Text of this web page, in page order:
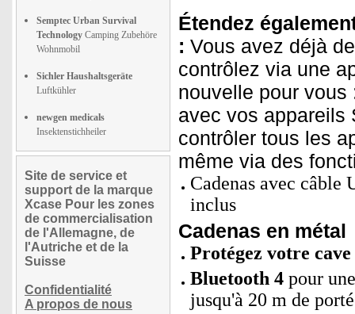
Semptec Urban Survival
Technology Camping Zubehöre
Wohnmobil
Sichler Haushaltsgeräte
Luftkühler
newgen medicals
Insektenstichheiler
Site de service et
support de la marque
Xcase Pour les zones
de commercialisation
de l'Allemagne, de
l'Autriche et de la
Suisse
Confidentialité
A propos de nous
Étendez
: Vous avez déjà
contrôlez via une
nouvelle pour
avec vos appareils
contrôler tous les
même via des
Cadenas avec câble
inclus
Cadenas en métal
Protégez votre
Bluetooth 4 pour
jusqu'à 20 m de